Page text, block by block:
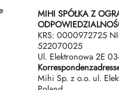
MIHI SPÓŁKA Z
KRS: 0000972725
522070025
Ul. Elektronowa 2Е
Mihi Sp. z o.o. ul.